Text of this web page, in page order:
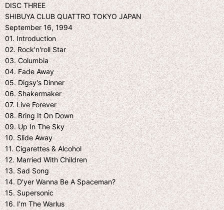
DISC THREE
SHIBUYA CLUB QUATTRO TOKYO JAPAN
September 16, 1994
01. Introduction
02. Rock'n'roll Star
03. Columbia
04. Fade Away
05. Digsy's Dinner
06. Shakermaker
07. Live Forever
08. Bring It On Down
09. Up In The Sky
10. Slide Away
11. Cigarettes & Alcohol
12. Married With Children
13. Sad Song
14. D'yer Wanna Be A Spaceman?
15. Supersonic
16. I'm The Warlus